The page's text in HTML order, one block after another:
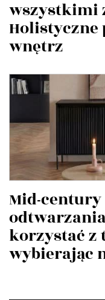
wszystkimi
wnętrz
Mid-
korzystać z
wybierając